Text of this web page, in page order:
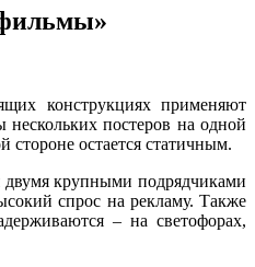
конструкциях применяют
постеров на одной
стороне остается статичным.
двумя крупными подрядчиками
спрос на рекламу. Также
– на светофорах,